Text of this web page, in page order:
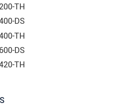
TH
DS
TH
DS
TH